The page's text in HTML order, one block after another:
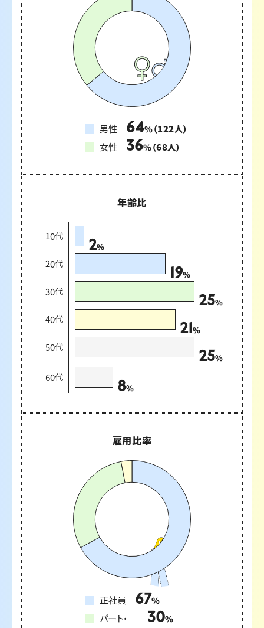
男性 64% （122人）
女性 36% （68人）
年齢比
10代 2%
20代 19%
30代 25%
40代 21%
50代 25%
60代 8%
雇用比率
正社員 67%
パート・
30%